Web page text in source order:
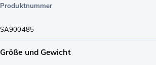
Produktnummer
SA900485
Größe und Gewicht